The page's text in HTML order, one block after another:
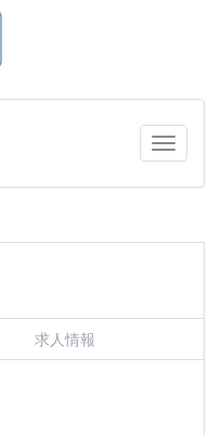
求人情報